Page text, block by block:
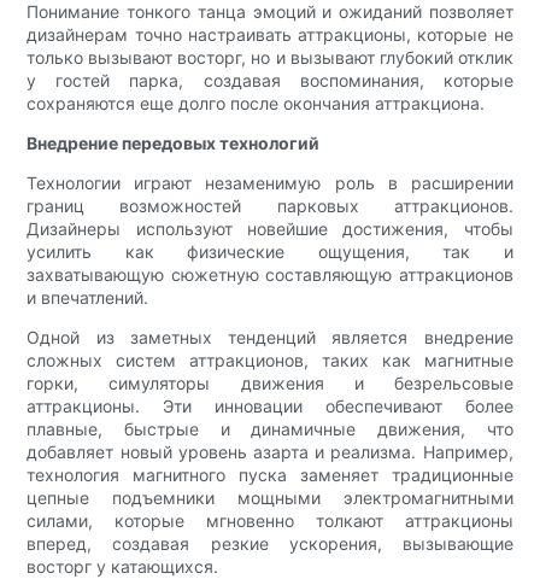
Понимание тонкого танца эмоций и ожиданий позволяет
дизайнерам точно настраивать аттракционы, которые не
только вызывают восторг, но и вызывают глубокий отклик
у гостей парка, создавая воспоминания, которые
сохраняются еще долго после окончания аттракциона.
Внедрение передовых технологий
Технологии играют незаменимую роль в расширении
границ возможностей парковых аттракционов.
Дизайнеры используют новейшие достижения, чтобы
усилить как физические ощущения, так и
захватывающую сюжетную составляющую аттракционов
и впечатлений.
Одной из заметных тенденций является внедрение
сложных систем аттракционов, таких как магнитные
горки, симуляторы движения и безрельсовые
аттракционы. Эти инновации обеспечивают более
плавные, быстрые и динамичные движения, что
добавляет новый уровень азарта и реализма. Например,
технология магнитного пуска заменяет традиционные
цепные подъемники мощными электромагнитными
силами, которые мгновенно толкают аттракционы
вперед, создавая резкие ускорения, вызывающие
восторг у катающихся.